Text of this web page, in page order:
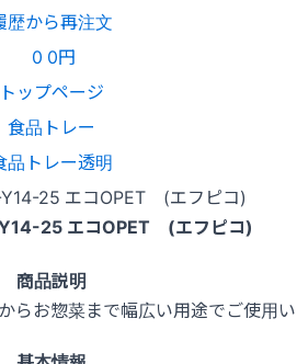
歴から再注文
0 0円
トップページ
食品トレー
品トレー透明
25 エコOPET (エフピコ)
25 エコOPET (エフピコ)
商品説明
らお惣菜まで幅広い用途でご使用い